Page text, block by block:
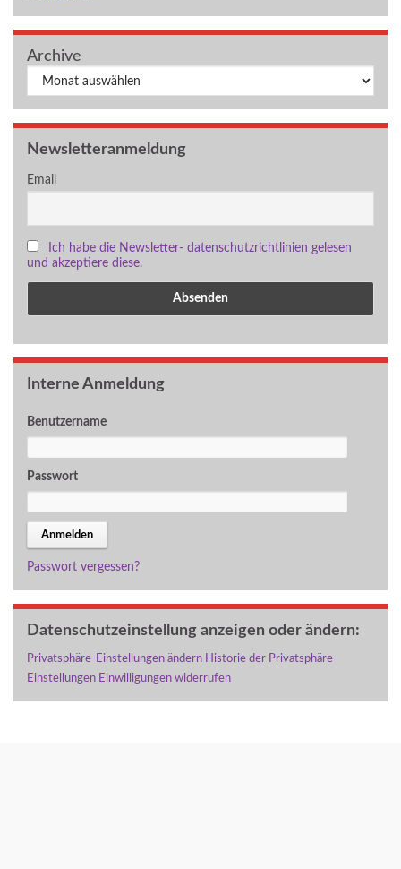
Archive
Archiv
Newsletteranmeldung
Email
Ich habe die Newsletter- datenschutzrichtlinien gelesen
und akzeptiere diese.
Interne Anmeldung
Benutzername
Passwort
Passwort vergessen?
Datenschutzeinstellung anzeigen oder ändern:
Privatsphäre-Einstellungen ändern Historie der Privatsphäre-
Einstellungen Einwilligungen widerrufen